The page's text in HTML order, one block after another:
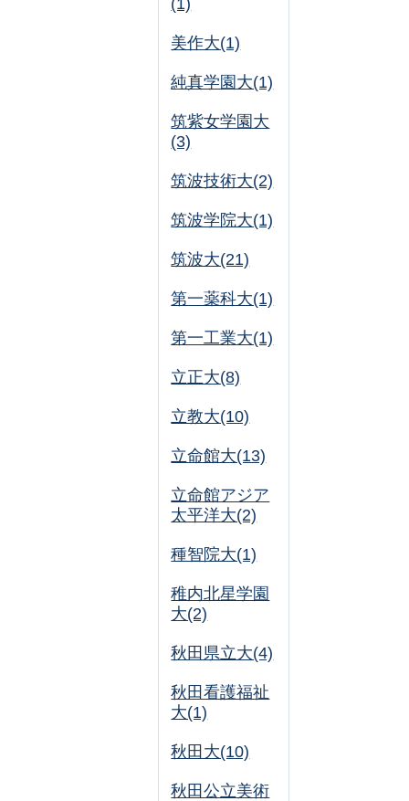
(1)
美作大(1)
純真学園大(1)
筑紫女学園大
(3)
筑波技術大(2)
筑波学院大(1)
筑波大(21)
第一薬科大(1)
第一工業大(1)
立正大(8)
立教大(10)
立命館大(13)
立命館アジア
太平洋大(2)
種智院大(1)
稚内北星学園
大(2)
秋田県立大(4)
秋田看護福祉
大(1)
秋田大(10)
秋田公立美術